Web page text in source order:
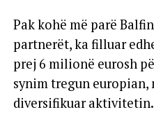
Pak kohë më parë
partnerët, ka filluar
prej 6 milionë eurosh
synim tregun
diversifikuar aktivitetin.